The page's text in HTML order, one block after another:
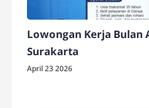
Lowongan Kerja Bulan
Surakarta
April 23 2026